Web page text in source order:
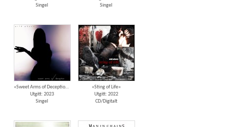
Singel
Singel
«Sweet Arms of Deception»
Utgitt: 2023
Singel
«Sting of Life»
Utgitt: 2022
CD/Digitalt